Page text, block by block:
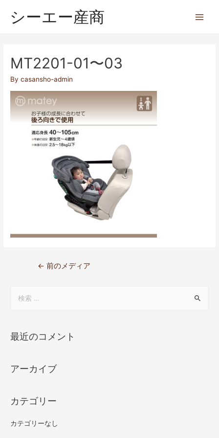
シーエー産商
MT2201-01〜03
Bycasansho-admin
← 前のメディア
最近のコメント
アーカイブ
カテゴリー
カテゴリーなし